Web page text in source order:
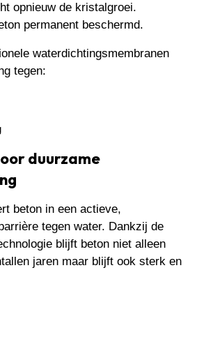
opnieuw de kristalgroei.
permanent beschermd.
waterdichtingsmembranen
tegen:
duurzame
beton in een actieve,
tegen water. Dankzij de
blijft beton niet alleen
jaren maar blijft ook sterk en